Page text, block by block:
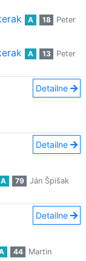
A 18
Peter
A 13
Peter
Detailne
Detailne
A 79
Ján Špišak
Detailne
44
Martin